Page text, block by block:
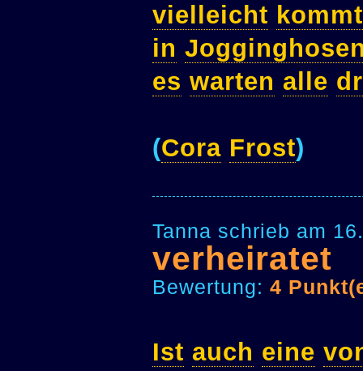
vielleicht kommt
in
es warten alle
(Cora Frost)
Tanna schrieb am
verheiratet
Bewertung: 4
Ist auch eine